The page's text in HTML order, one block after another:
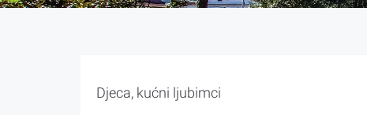
Djeca, kućni ljubimci